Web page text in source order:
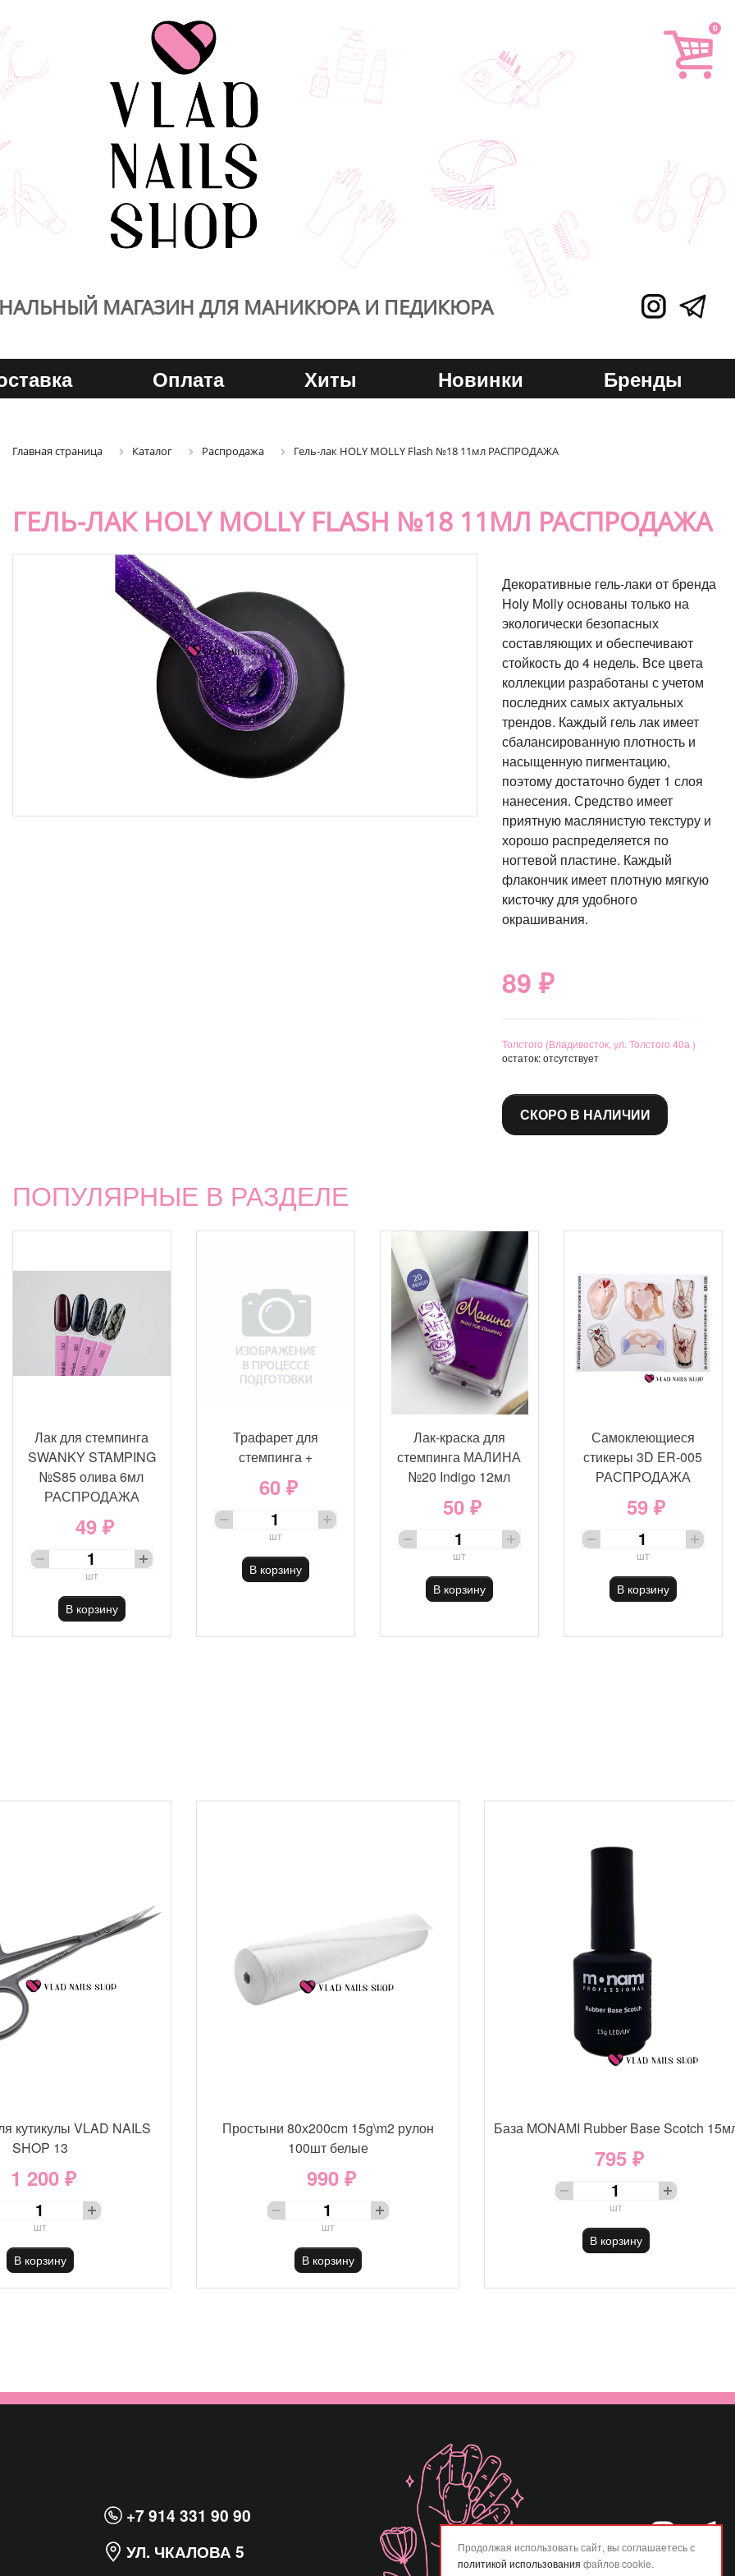
0
МАГАЗИН ДЛЯ МАНИКЮРА И ПЕДИКЮРА
Оплата Хиты Новинки Бренды
Главная страница Каталог Распродажа Гель-лак HOLY MOLLY Flash №18 11мл РАСПРОДАЖА
ГЕЛЬ-ЛАК HOLY MOLLY FLASH №18 11МЛ РАСПРОДАЖА
Декоративные гель-лаки от бренда
Holy Molly основаны только на
экологически безопасных
составляющих и обеспечивают
стойкость до 4 недель. Все цвета
коллекции разработаны с учетом
последних самых актуальных
трендов. Каждый гель лак имеет
сбалансированную плотность и
насыщенную пигментацию,
поэтому достаточно будет 1 слоя
нанесения. Средство имеет
приятную маслянистую текстуру и
хорошо распределяется по
ногтевой пластине. Каждый
флакончик имеет плотную мягкую
кисточку для удобного
окрашивания.
89 ₽
Толстого (Владивосток, ул. Толстого 40а )
остаток:отсутствует
СКОРО В НАЛИЧИИ
ПОПУЛЯРНЫЕ В РАЗДЕЛЕ
Лак для стемпинга
SWANKY STAMPING
№S85 олива 6мл
РАСПРОДАЖА
49 ₽
шт
В корзину
Трафарет для
стемпинга +
60 ₽
шт
В корзину
Лак-краска для
стемпинга МАЛИНА
№20 Indigo 12мл
50 ₽
шт
В корзину
Самоклеющиеся
стикеры 3D ER-005
РАСПРОДАЖА
59 ₽
шт
В корзину
кутикулы VLAD NAILS
SHOP 13
1 200 ₽
шт
В корзину
Простыни 80х200cm 15g\m2 рулон
100шт белые
990 ₽
шт
В корзину
База MONAMI Rubber Base Scotch
795 ₽
шт
В корзину
+7 914 331 90 90
УЛ. ЧКАЛОВА 5
Продолжая использовать сайт, вы соглашаетесь с
политикой использования файлов cookie.